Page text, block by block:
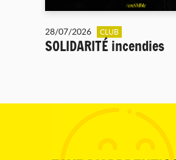
28/07/2026 CLUB
SOLIDARITÉ incendies